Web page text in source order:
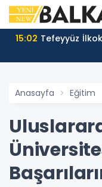
15:02 Tefeyyüz
Anasayfa Eğitim